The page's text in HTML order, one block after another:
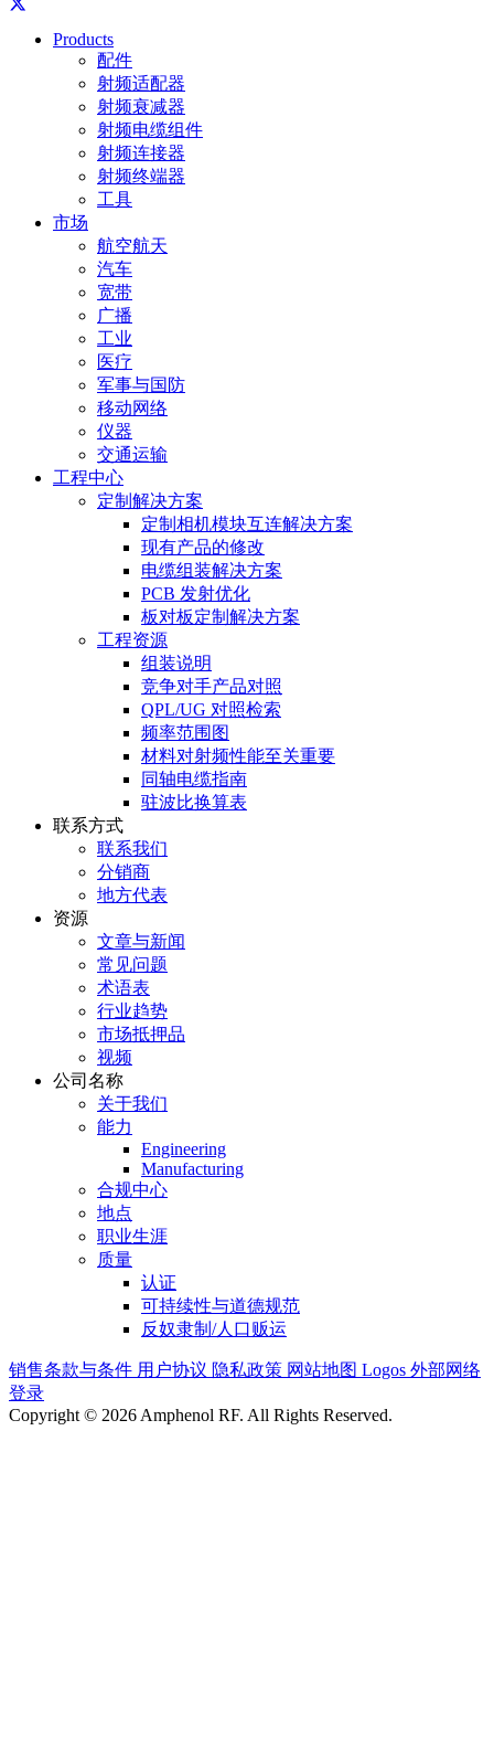
Products
配件
射频适配器
射频衰减器
射频电缆组件
射频连接器
射频终端器
工具
市场
航空航天
汽车
宽带
广播
工业
医疗
军事与国防
移动网络
仪器
交通运输
工程中心
定制解决方案
定制相机模块互连解决方案
现有产品的修改
电缆组装解决方案
PCB 发射优化
板对板定制解决方案
工程资源
组装说明
竞争对手产品对照
QPL/UG 对照检索
频率范围图
材料对射频性能至关重要
同轴电缆指南
驻波比换算表
联系方式
联系我们
分销商
地方代表
资源
文章与新闻
常见问题
术语表
行业趋势
市场抵押品
视频
公司名称
关于我们
能力
Engineering
Manufacturing
合规中心
地点
职业生涯
质量
认证
可持续性与道德规范
反奴隶制/人口贩运
销售条款与条件 用户协议 隐私政策 网站地图 Logos 外部网络
登录
Copyright © 2026 Amphenol RF. All Rights Reserved.